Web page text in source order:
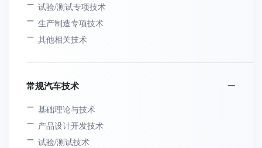
试验/测试专项技术
生产制造专项技术
其他相关技术
常规汽车技术
基础理论与技术
产品设计开发技术
试验/测试技术